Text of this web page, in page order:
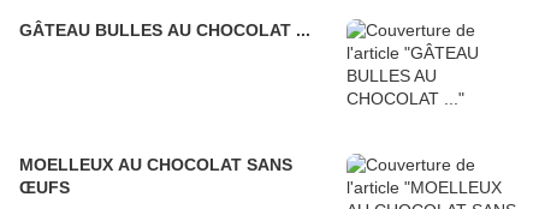
GÂTEAU BULLES AU CHOCOLAT ...
MOELLEUX AU CHOCOLAT SANS
ŒUFS